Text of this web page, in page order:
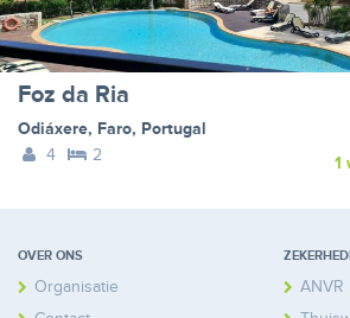
Foz da Ria
Odiáxere, Faro, Portugal
4
2 1
OVER ONS
Organisatie
ANVR